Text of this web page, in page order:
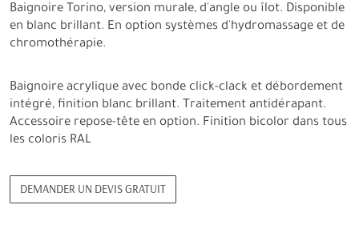
Baignoire Torino, version murale, d'angle ou îlot. Disponible
en blanc brillant. En option systèmes d'hydromassage et de
chromothérapie.
Baignoire acrylique avec bonde click-clack et débordement
intégré, finition blanc brillant. Traitement antidérapant.
Accessoire repose-tête en option. Finition bicolor dans tous
les coloris RAL
DEMANDER UN DEVIS GRATUIT